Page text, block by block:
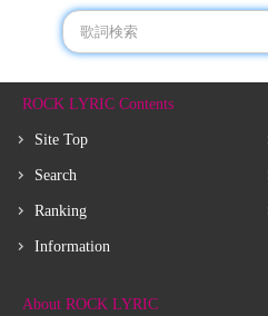
ROCK LYRIC Contents
Site Top
Search
Ranking
Information
About ROCK LYRIC